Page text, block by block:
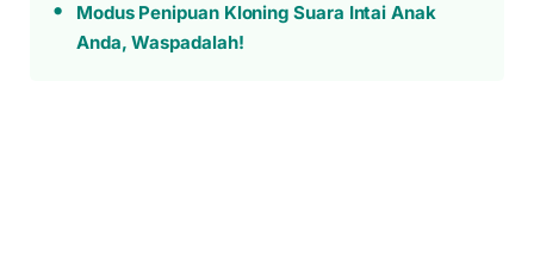
Modus Penipuan Kloning Suara Intai Anak
Anda, Waspadalah!